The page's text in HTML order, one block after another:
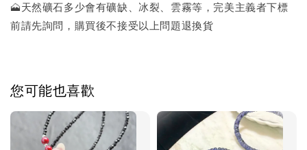
🗻天然礦石多少會有礦缺、冰裂、雲霧等，完美主義者下標
前請先詢問，購買後不接受以上問題退換貨
您可能也喜歡